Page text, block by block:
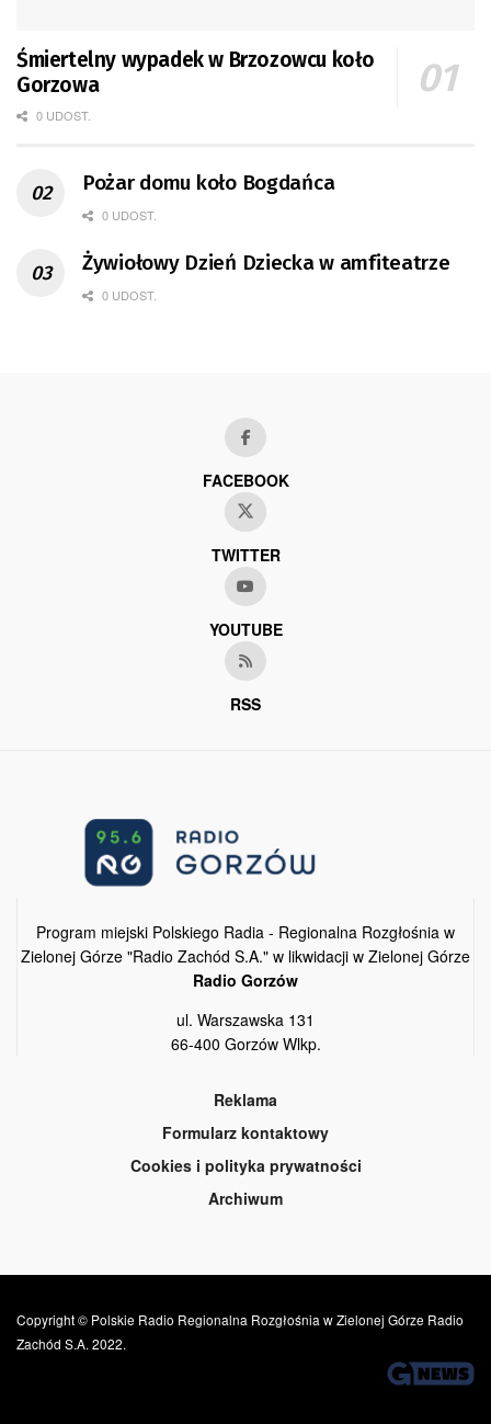
Śmiertelny wypadek w Brzozowcu koło
Gorzowa
0 UDOST.
Pożar domu koło Bogdańca
0 UDOST.
Żywiołowy Dzień Dziecka w amfiteatrze
0 UDOST.
FACEBOOK
TWITTER
YOUTUBE
RSS
Program miejski Polskiego Radia - Regionalna Rozgłośnia w
Zielonej Górze "Radio Zachód S.A." w likwidacji w Zielonej Górze
Radio Gorzów
ul. Warszawska 131
66-400 Gorzów Wlkp.
Reklama
Formularz kontaktowy
Cookies i polityka prywatności
Archiwum
Copyright © Polskie Radio Regionalna Rozgłośnia w Zielonej Górze Radio
Zachód S.A. 2022.